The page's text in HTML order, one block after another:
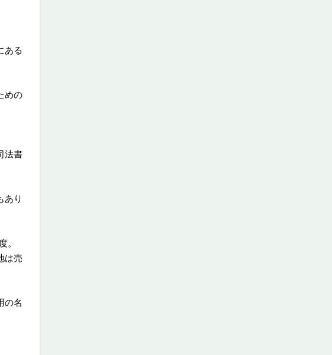
ある
めの
法書
あり
。
は売
の名